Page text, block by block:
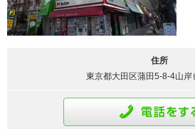
住所
東京都大田区蒲田5-8-4山岸